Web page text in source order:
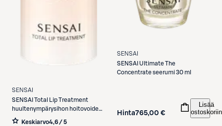
SENSAI
SENSAI Total Lip Treatment
huultenympärysihon hoitovoide
15 ml
Keskiarvo4,6 / 5
SENSAI
SENSAI Ultimate The
Concentrate seerumi 30 ml
Hinta765,00 €
Lisää
ostoskoriin